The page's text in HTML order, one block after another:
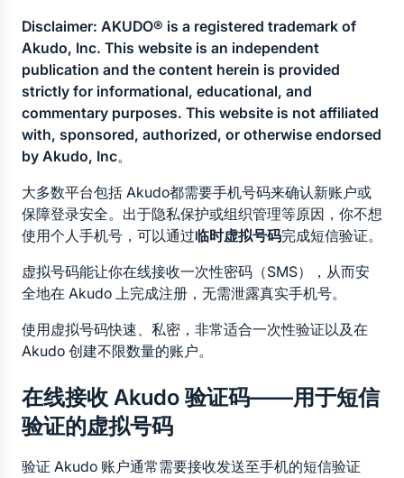
Disclaimer: AKUDO® is a registered trademark of
Akudo, Inc. This website is an independent
publication and the content herein is provided
strictly for informational, educational, and
commentary purposes. This website is not affiliated
with, sponsored, authorized, or otherwise endorsed
by Akudo, Inc。
大多数平台包括 Akudo都需要手机号码来确认新账户或
保障登录安全。出于隐私保护或组织管理等原因，你不想
使用个人手机号，可以通过临时虚拟号码完成短信验证。
虚拟号码能让你在线接收一次性密码（SMS），从而安
全地在 Akudo 上完成注册，无需泄露真实手机号。
使用虚拟号码快速、私密，非常适合一次性验证以及在
Akudo 创建不限数量的账户。
在线接收 Akudo 验证码——用于短信
验证的虚拟号码
验证 Akudo 账户通常需要接收发送至手机的短信验证